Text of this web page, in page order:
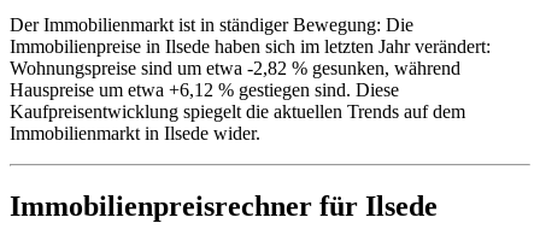
Der Immobilienmarkt ist in ständiger Bewegung: Die
Immobilienpreise in Ilsede haben sich im letzten Jahr verändert:
Wohnungspreise sind um etwa -2,82 % gesunken, während
Hauspreise um etwa +6,12 % gestiegen sind. Diese
Kaufpreisentwicklung spiegelt die aktuellen Trends auf dem
Immobilienmarkt in Ilsede wider.
Immobilienpreisrechner für Ilsede